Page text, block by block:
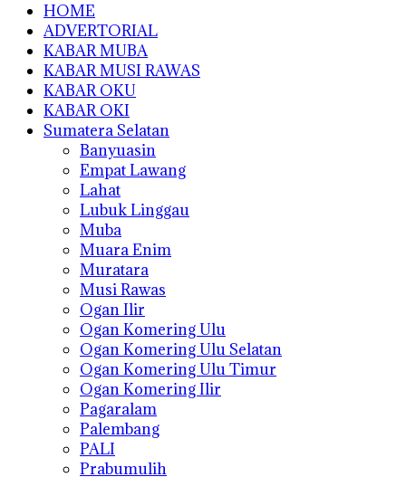
HOME
ADVERTORIAL
KABAR MUBA
KABAR MUSI RAWAS
KABAR OKU
KABAR OKI
Sumatera Selatan
Banyuasin
Empat Lawang
Lahat
Lubuk Linggau
Muba
Muara Enim
Muratara
Musi Rawas
Ogan Ilir
Ogan Komering Ulu
Ogan Komering Ulu Selatan
Ogan Komering Ulu Timur
Ogan Komering Ilir
Pagaralam
Palembang
PALI
Prabumulih